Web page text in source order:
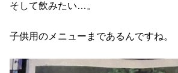
そして飲みたい…。
子供用のメニューまであるんですね。